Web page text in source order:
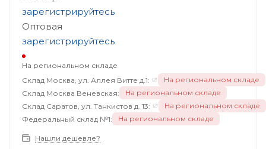
зарегистрируйтесь
Оптовая
зарегистрируйтесь
На региональном складе
Склад Москва, ул. Аллея Витте д.1:
На региональном складе
Склад Москва Веневская:
На региональном складе
Склад Саратов, ул. Танкистов д. 13:
На региональном складе
Федеральный склад №1:
На региональном складе
Нашли дешевле?